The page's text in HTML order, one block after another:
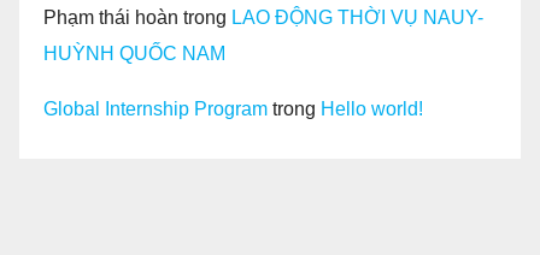
Phạm thái hoàn trong LAO ĐỘNG THỜI VỤ NAUY-
HUỲNH QUỐC NAM
Global Internship Program trong Hello world!